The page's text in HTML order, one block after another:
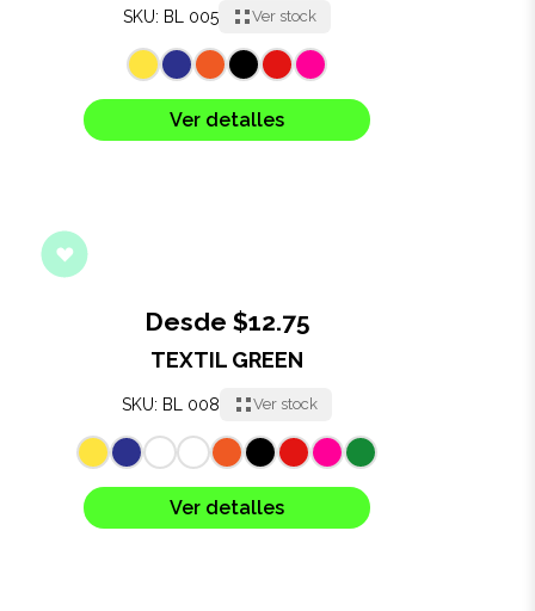
Sublimación
SKU: BL 005 Ver stock
Ver detalles
Desde $12.75
TEXTIL GREEN
SKU: BL 008 Ver stock
Ver detalles